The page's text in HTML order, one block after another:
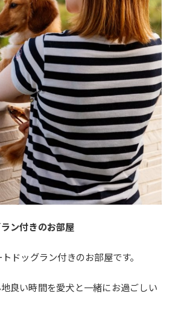
ン付きのお部屋
ドッグラン付きのお部屋です。
良い時間を愛犬と一緒にお過ごしい